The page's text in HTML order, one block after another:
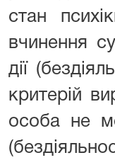
стан
вчинення
дії
критерій
особа не